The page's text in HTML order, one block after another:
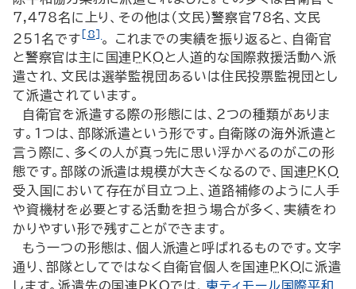
7,478名に上り、その他は（文民）警察官78名、文民
251名です [8] 。 これまでの実績を振り返ると、自衛官
と警察官は主に国連 PKOと人道的な国際救援活動へ派
遣され、文民は選挙監視団あるいは住民投票監視団とし
て派遣されています。
自衛官を派遣する際の形態には、2つの種類がありま
す。1つは、部隊派遣という形です。自衛隊の海外派遣と
言う際に、多くの人が真っ先に思い浮かべるのがこの形
態です。部隊の派遣は規模が大きくなるので、国連PKO
受入国において存在が目立つ上、道路補修のように人手
や資機材を必要とする活動を担う場合が多く、実績をわ
かりやすい形で残すことができます。
もう一つの形態は、個人派遣と呼ばれるものです。文字
通り、部隊としてではなく自衛官個人を国連 PKOに派遣
します。派遣先の国連 PKOでは、 東ティモール国際平和